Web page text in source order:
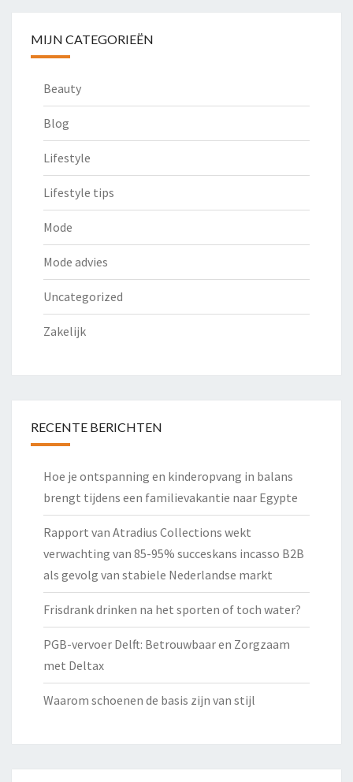
MIJN CATEGORIEËN
Beauty
Blog
Lifestyle
Lifestyle tips
Mode
Mode advies
Uncategorized
Zakelijk
RECENTE BERICHTEN
Hoe je ontspanning en kinderopvang in balans
brengt tijdens een familievakantie naar Egypte
Rapport van Atradius Collections wekt
verwachting van 85-95% succeskans incasso B2B
als gevolg van stabiele Nederlandse markt
Frisdrank drinken na het sporten of toch water?
PGB-vervoer Delft: Betrouwbaar en Zorgzaam
met Deltax
Waarom schoenen de basis zijn van stijl